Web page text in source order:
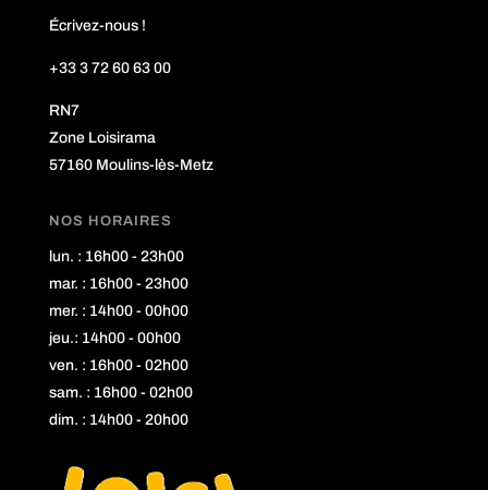
Écrivez-nous !
+33 3 72 60 63 00
RN7
Zone Loisirama
57160 Moulins-lès-Metz
NOS HORAIRES
lun. : 16h00 - 23h00
mar. : 16h00 - 23h00
mer. : 14h00 - 00h00
jeu.: 14h00 - 00h00
ven. : 16h00 - 02h00
sam. : 16h00 - 02h00
dim. : 14h00 - 20h00